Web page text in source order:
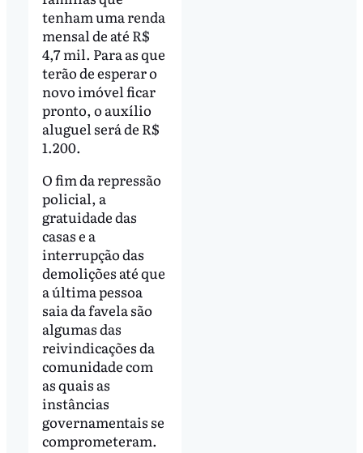
tenham uma renda
mensal de até R$
4,7 mil. Para as que
terão de esperar o
novo imóvel ficar
pronto, o auxílio
aluguel será de R$
1.200.
O fim da repressão
policial, a
gratuidade das
casas e a
interrupção das
demolições até que
a última pessoa
saia da favela são
algumas das
reivindicações da
comunidade com
as quais as
instâncias
governamentais se
comprometeram.